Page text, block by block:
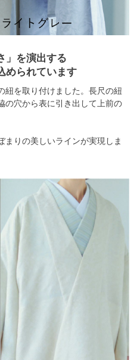
」を演出する
められています
紐を取り付けました。長尺の紐
の穴から表に引き出して上前の
まりの美しいラインが実現しま